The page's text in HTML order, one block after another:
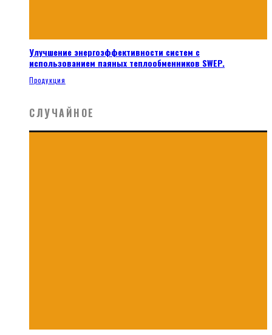
Улучшение энергоэффективности систем с
использованием паяных теплообменников SWEP.
Продукция
СЛУЧАЙНОЕ